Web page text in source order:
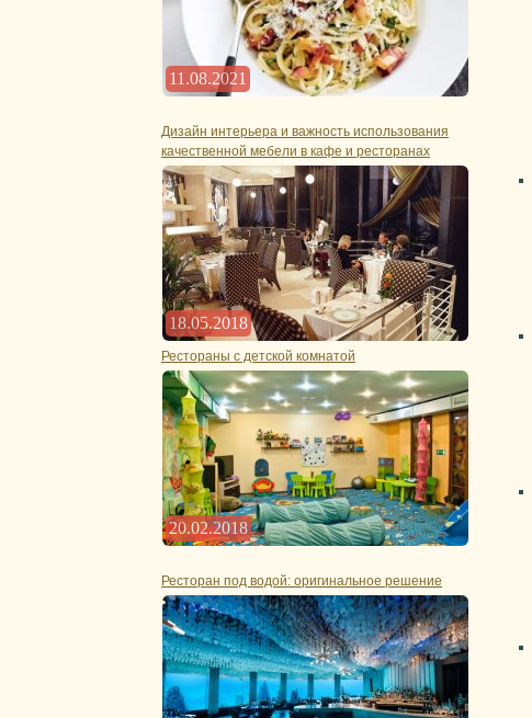
11.08.2021
Дизайн интерьера и важность использования
качественной мебели в кафе и ресторанах
18.05.2018
Рестораны с детской комнатой
20.02.2018
Ресторан под водой: оригинальное решение